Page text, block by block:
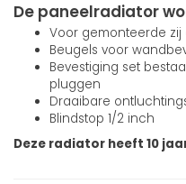
De paneelradiator
Voor gemonteerde
Beugels voor
Bevestiging set
pluggen
Draaibare
Blindstop 1/2 inch
Deze radiator heeft 10